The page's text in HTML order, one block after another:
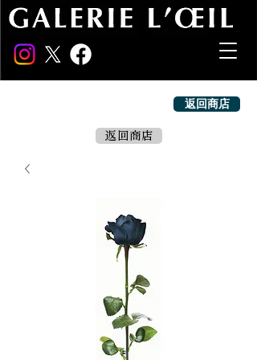
返回商店
返回商店